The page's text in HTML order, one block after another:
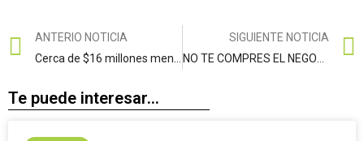
ANTERIO NOTICIA
SIGUIENTE NOTICIA
Te puede interesar...